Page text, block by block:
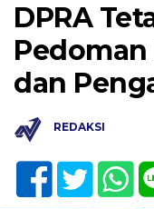
DPRA
dan
REDAKSI